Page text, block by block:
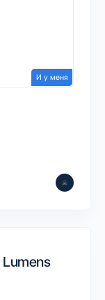
И у меня
Lumens